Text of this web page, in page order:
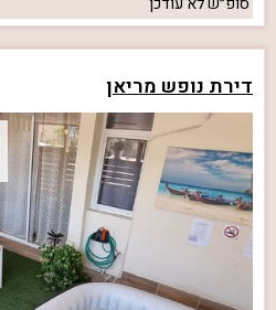
דירת נופש מריאן